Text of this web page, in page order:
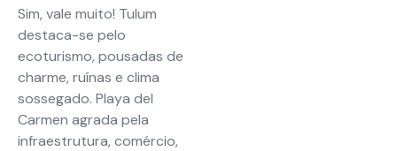
Sim, vale muito! Tulum
destaca-se pelo
ecoturismo, pousadas de
charme, ruínas e clima
sossegado. Playa del
Carmen agrada pela
infraestrutura, comércio,